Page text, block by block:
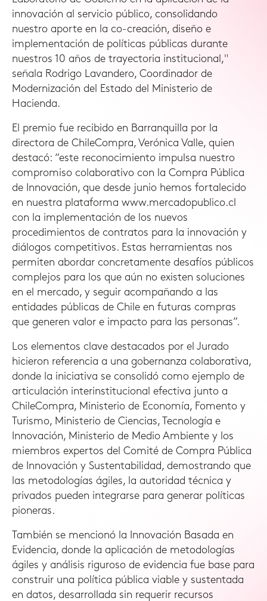
innovación al servicio público, consolidando
nuestro aporte en la co-creación, diseño e
implementación de políticas públicas durante
nuestros 10 años de trayectoria institucional,"
señala Rodrigo Lavandero, Coordinador de
Modernización del Estado del Ministerio de
Hacienda.
El premio fue recibido en Barranquilla por la
directora de ChileCompra, Verónica Valle, quien
destacó: “este reconocimiento impulsa nuestro
compromiso colaborativo con la Compra Pública
de Innovación, que desde junio hemos fortalecido
en nuestra plataforma www.mercadopublico.cl
con la implementación de los nuevos
procedimientos de contratos para la innovación y
diálogos competitivos. Estas herramientas nos
permiten abordar concretamente desafíos públicos
complejos para los que aún no existen soluciones
en el mercado, y seguir acompañando a las
entidades públicas de Chile en futuras compras
que generen valor e impacto para las personas”.
Los elementos clave destacados por el Jurado
hicieron referencia a una gobernanza colaborativa,
donde la iniciativa se consolidó como ejemplo de
articulación interinstitucional efectiva junto a
ChileCompra, Ministerio de Economía, Fomento y
Turismo, Ministerio de Ciencias, Tecnología e
Innovación, Ministerio de Medio Ambiente y los
miembros expertos del Comité de Compra Pública
de Innovación y Sustentabilidad, demostrando que
las metodologías ágiles, la autoridad técnica y
privados pueden integrarse para generar políticas
pioneras.
También se mencionó la Innovación Basada en
Evidencia, donde la aplicación de metodologías
ágiles y análisis riguroso de evidencia fue base para
construir una política pública viable y sustentada
en datos, desarrollada sin requerir recursos